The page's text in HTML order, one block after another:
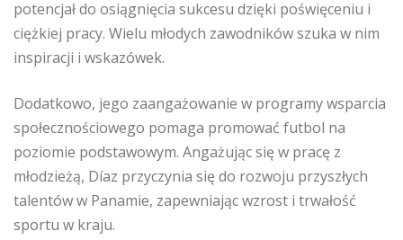
potencjał do osiągnięcia sukcesu dzięki poświęceniu i
ciężkiej pracy. Wielu młodych zawodników szuka w nim
inspiracji i wskazówek.
Dodatkowo, jego zaangażowanie w programy wsparcia
społecznościowego pomaga promować futbol na
poziomie podstawowym. Angażując się w pracę z
młodzieżą, Díaz przyczynia się do rozwoju przyszłych
talentów w Panamie, zapewniając wzrost i trwałość
sportu w kraju.